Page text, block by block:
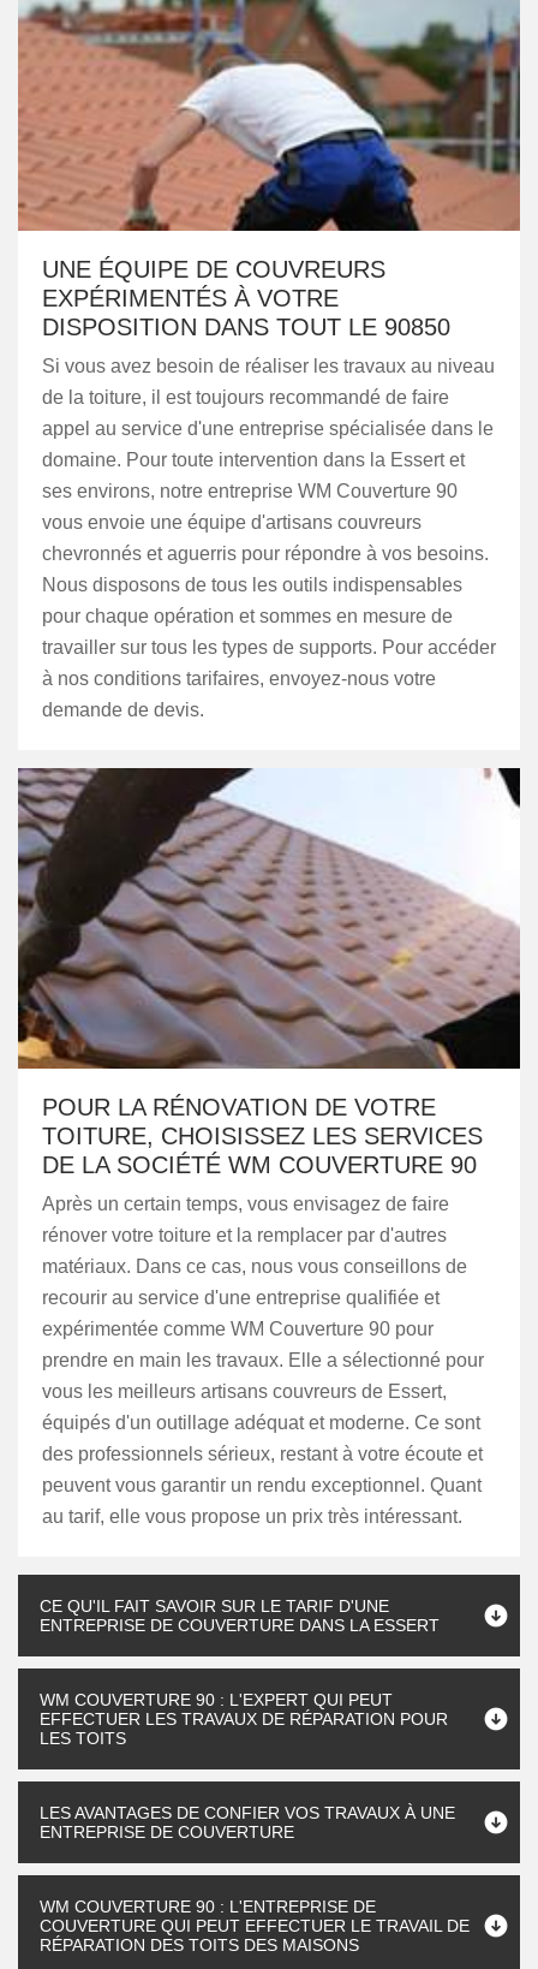
UNE ÉQUIPE DE COUVREURS
EXPÉRIMENTÉS À VOTRE
DISPOSITION DANS TOUT LE 90850
Si vous avez besoin de réaliser les travaux au niveau
de la toiture, il est toujours recommandé de faire
appel au service d'une entreprise spécialisée dans le
domaine. Pour toute intervention dans la Essert et
ses environs, notre entreprise WM Couverture 90
vous envoie une équipe d'artisans couvreurs
chevronnés et aguerris pour répondre à vos besoins.
Nous disposons de tous les outils indispensables
pour chaque opération et sommes en mesure de
travailler sur tous les types de supports. Pour accéder
à nos conditions tarifaires, envoyez-nous votre
demande de devis.
POUR LA RÉNOVATION DE VOTRE
TOITURE, CHOISISSEZ LES SERVICES
DE LA SOCIÉTÉ WM COUVERTURE 90
Après un certain temps, vous envisagez de faire
rénover votre toiture et la remplacer par d'autres
matériaux. Dans ce cas, nous vous conseillons de
recourir au service d'une entreprise qualifiée et
expérimentée comme WM Couverture 90 pour
prendre en main les travaux. Elle a sélectionné pour
vous les meilleurs artisans couvreurs de Essert,
équipés d'un outillage adéquat et moderne. Ce sont
des professionnels sérieux, restant à votre écoute et
peuvent vous garantir un rendu exceptionnel. Quant
au tarif, elle vous propose un prix très intéressant.
CE QU'IL FAIT SAVOIR SUR LE TARIF D'UNE
ENTREPRISE DE COUVERTURE DANS LA ESSERT
WM COUVERTURE 90 : L'EXPERT QUI PEUT
EFFECTUER LES TRAVAUX DE RÉPARATION POUR
LES TOITS
LES AVANTAGES DE CONFIER VOS TRAVAUX À UNE
ENTREPRISE DE COUVERTURE
WM COUVERTURE 90 : L'ENTREPRISE DE
COUVERTURE QUI PEUT EFFECTUER LE TRAVAIL DE
RÉPARATION DES TOITS DES MAISONS